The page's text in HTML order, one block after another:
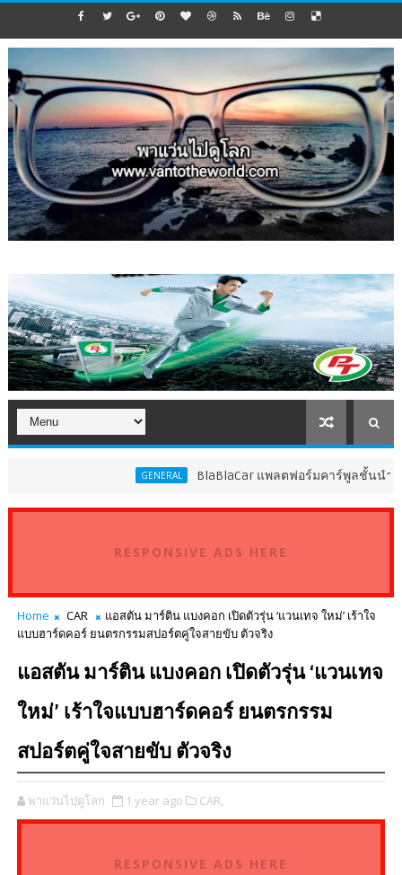
BlaBlaCar แพลตฟอร์มคาร์พูลชั้นนำระดับโลก ปร
RESPONSIVE ADS HERE
Home CAR
แอสตัน มาร์ติน แบงคอก เปิดตัวรุ่น ‘แวนเทจ ใหม่’ เร้าใจ
แบบฮาร์ดคอร์ ยนตรกรรมสปอร์ตคู่ใจสายขับ ตัวจริง
แอสตัน มาร์ติน แบงคอก เปิดตัวรุ่น ‘แวนเทจ
ใหม่’ เร้าใจแบบฮาร์ดคอร์ ยนตรกรรม
สปอร์ตคู่ใจสายขับ ตัวจริง
พาแว่นไปดูโลก 1 year ago CAR,
RESPONSIVE ADS HERE